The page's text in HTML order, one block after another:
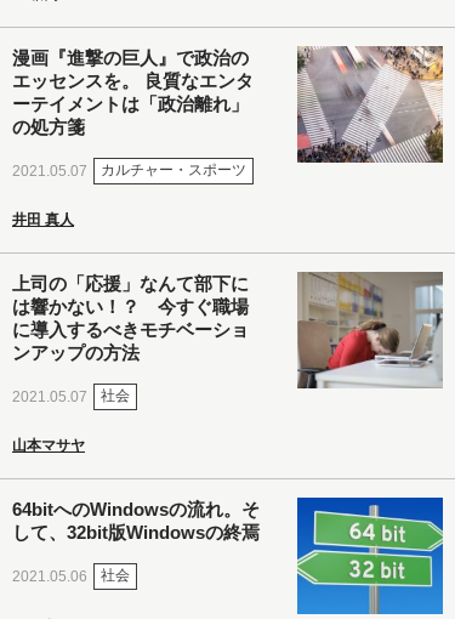
漫画『進撃の巨人』で政治の
エッセンスを。 良質なエンタ
ーテイメントは「政治離れ」
の処方箋
2021.05.07 カルチャー・スポーツ
井田 真人
上司の「応援」なんて部下に
は響かない！？ 今すぐ職場
に導入するべきモチベーショ
ンアップの方法
2021.05.07 社会
山本マサヤ
64bitへのWindowsの流れ。そ
して、32bit版Windowsの終焉
2021.05.06 社会